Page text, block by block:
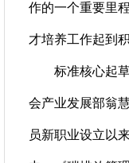
作的一个重要里
才培养工作起到
标准核心起草
会产业发展部翁
员新职业设立以